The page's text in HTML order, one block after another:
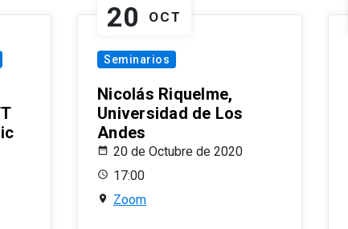
20 OCT
Seminarios
Nicolás Riquelme,
Universidad de Los
Andes
20 de Octubre de 2020
17:00
Zoom